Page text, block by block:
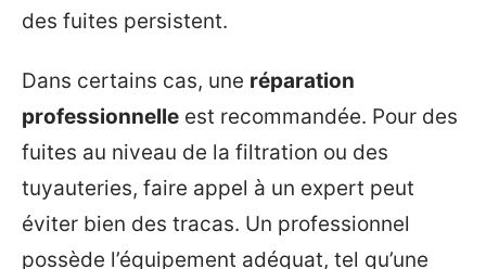
des fuites persistent.
Dans certains cas, une réparation
professionnelle est recommandée. Pour des
fuites au niveau de la filtration ou des
tuyauteries, faire appel à un expert peut
éviter bien des tracas. Un professionnel
possède l’équipement adéquat, tel qu’une